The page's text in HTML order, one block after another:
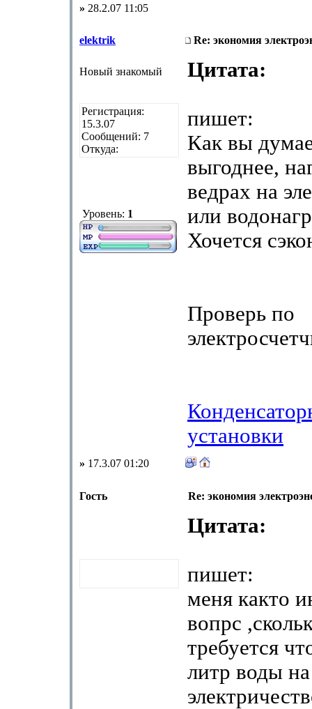
» 28.2.07 11:05
elektrik Re: экономия
Новый знакомый
Регистрация:
15.3.07
Сообщений: 7
Откуда:
Уровень: 1
Цитата:
пишет:
Как вы
выгоднее,
ведрах на
или
Хочется
Проверь по
установки
» 17.3.07 01:20
Гость Re: экономия
Цитата:
пишет:
меня както
вопрс
требуется
литр воды